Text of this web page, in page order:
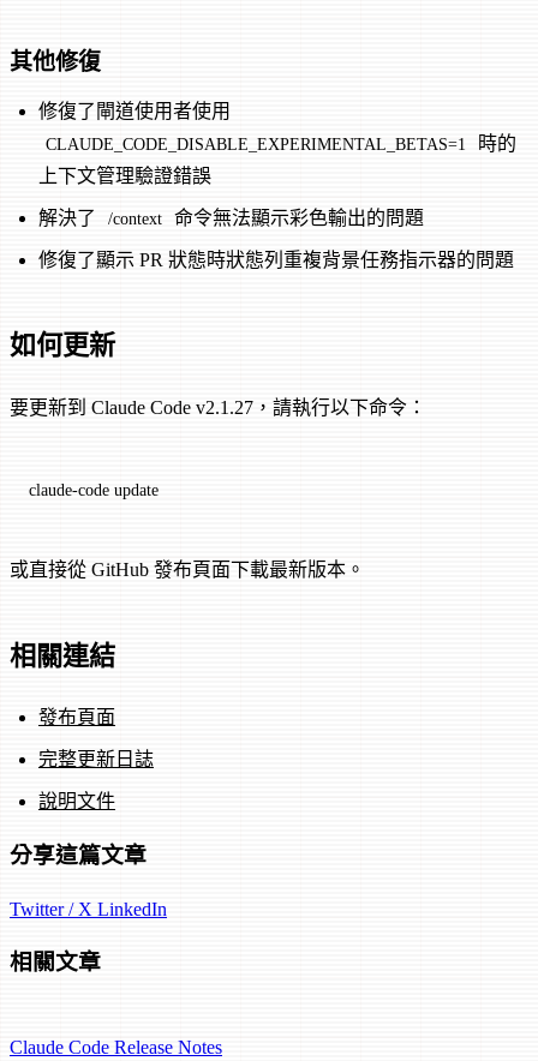
其他修復
修復了閘道使用者使用
CLAUDE_CODE_DISABLE_EXPERIMENTAL_BETAS=1
時的
上下文管理驗證錯誤
解決了 /context 命令無法顯示彩色輸出的問題
修復了顯示 PR 狀態時狀態列重複背景任務指示器的問題
如何更新
要更新到 Claude Code v2.1.27，請執行以下命令：
claude-code update
或直接從 GitHub 發布頁面下載最新版本。
相關連結
發布頁面
完整更新日誌
說明文件
分享這篇文章
Twitter / X LinkedIn
相關文章
Claude Code Release Notes